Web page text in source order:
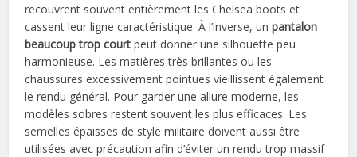
recouvrent souvent entièrement les Chelsea boots et
cassent leur ligne caractéristique. À l’inverse, un pantalon
beaucoup trop courtpeut donner une silhouette peu
harmonieuse. Les matières très brillantes ou les
chaussures excessivement pointues vieillissent également
le rendu général. Pour garder une allure moderne, les
modèles sobres restent souvent les plus efficaces. Les
semelles épaisses de style militaire doivent aussi être
utilisées avec précaution afin d’éviter un rendu trop massif